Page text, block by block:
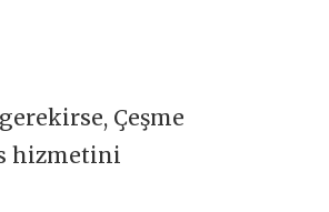
Çeşme
hizmetini